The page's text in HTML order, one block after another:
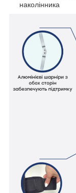
наколінника